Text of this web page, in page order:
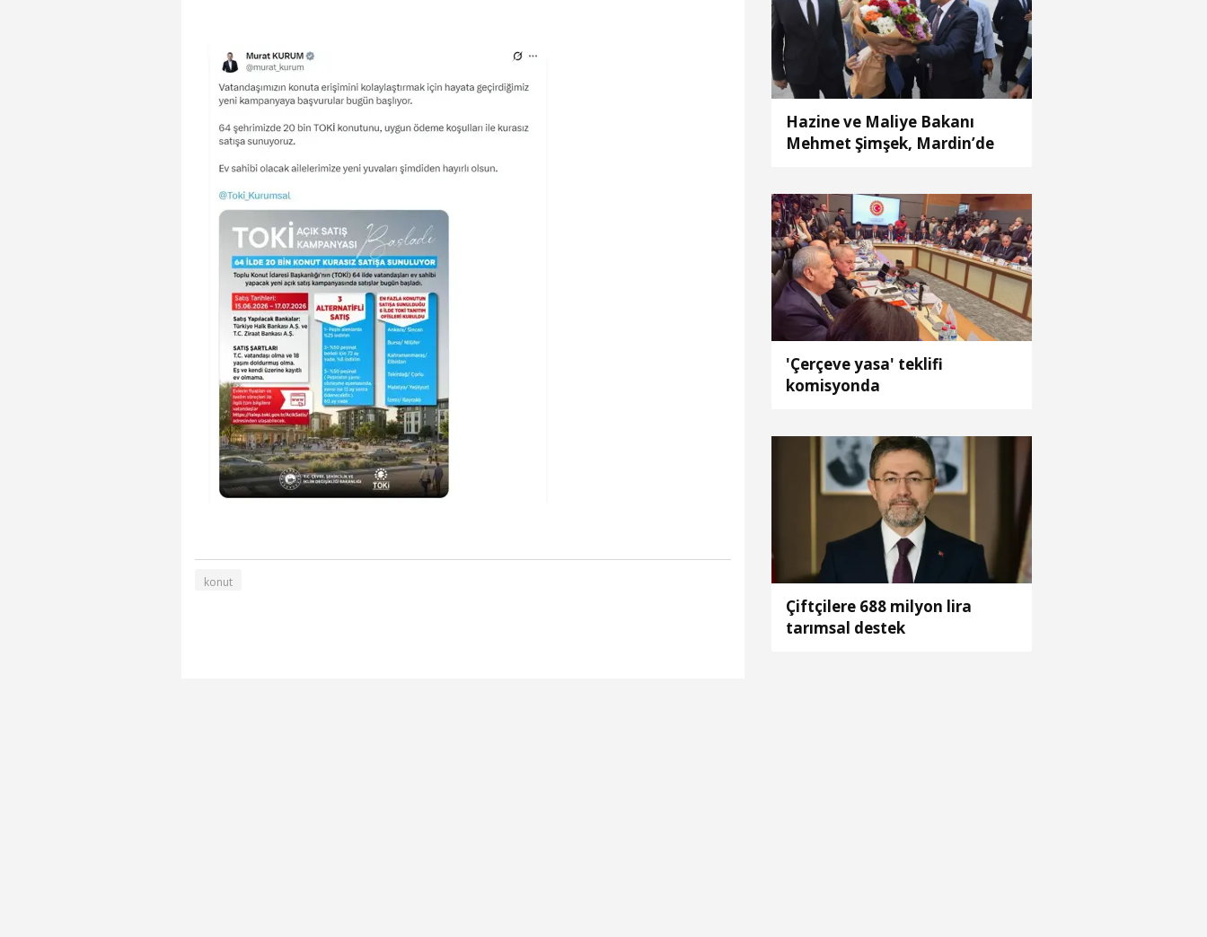
konut
Hazine ve Maliye Bakanı
Mehmet Şimşek, Mardin’de
'Çerçeve yasa' teklifi
komisyonda
Çiftçilere 688 milyon lira
tarımsal destek